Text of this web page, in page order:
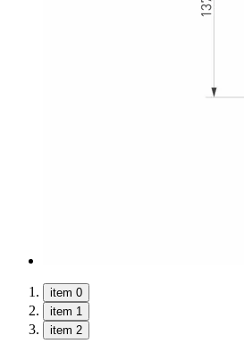
item 0
item 1
item 2